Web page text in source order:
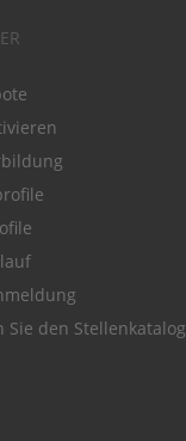
Sie den Stellenkatalog